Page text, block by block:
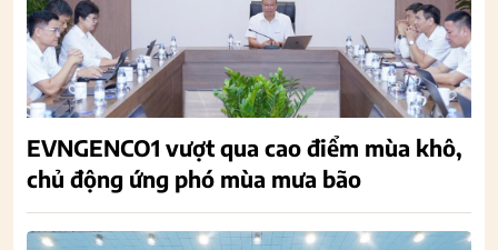
EVNGENCO1 vượt qua cao điểm mùa khô,
chủ động ứng phó mùa mưa bão